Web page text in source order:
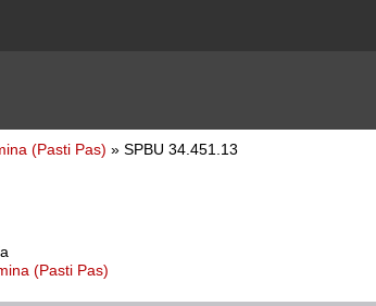
(Pasti Pas) » SPBU 34.451.13
(Pasti Pas)